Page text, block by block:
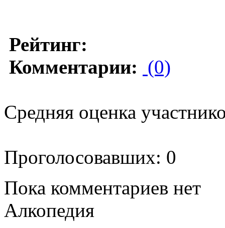
Рейтинг:
Комментарии: (0)
Средняя оценка
Проголосовавших: 0
Пока комментариев нет
Алкопедия